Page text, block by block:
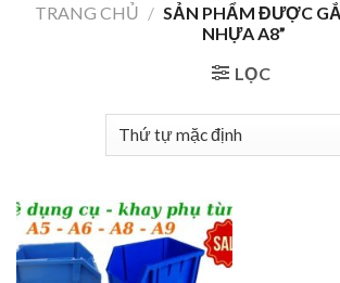
TRANG CHỦ / SẢN PHẨM ĐƯỢC
NHỰA A8”
LỌC